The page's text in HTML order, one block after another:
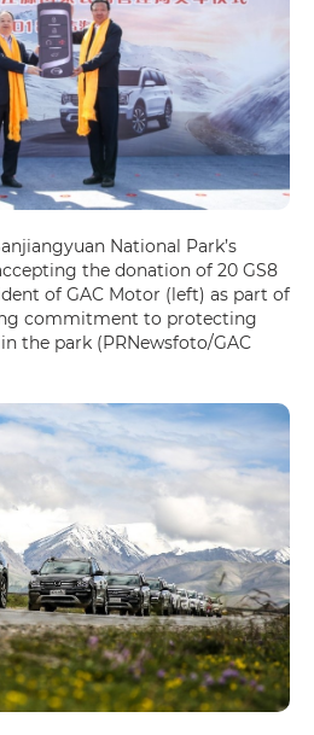
National Park’s
the donation of 20 GS8
of GAC Motor (left) as part of
commitment to protecting
the park (PRNewsfoto/GAC